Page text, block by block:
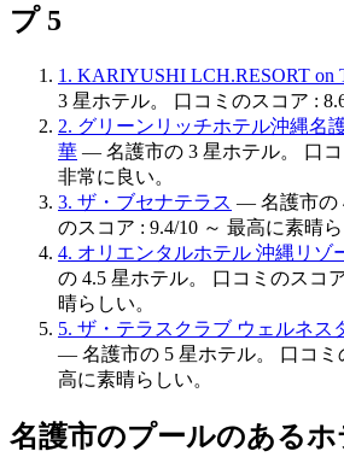
プ 5
1. KARIYUSHI LCH.RESORT on
3 星ホテル。 口コミのスコア :
2. グリーンリッチホテル沖縄名
華 — 名護市の 3 星ホテル。 口コ
非常に良い。
3. ザ・ブセナテラス — 名護市の
のスコア : 9.4/10 ～ 最高に素晴ら
4. オリエンタルホテル 沖縄リゾ
の 4.5 星ホテル。 口コミのスコ
晴らしい。
5. ザ・テラスクラブ ウェルネス
— 名護市の 5 星ホテル。 口コミ
高に素晴らしい。
名護市のプールのある